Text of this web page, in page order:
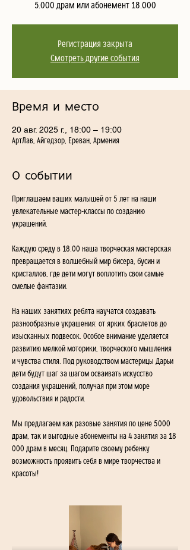
5.000 драм или абонемент 18.000
Регистрация закрыта
Смотреть другие события
Время и место
20 авг. 2025 г., 18:00 – 19:00
АртЛав, Айгедзор, Ереван, Армения
О событии
Приглашаем ваших малышей от 5 лет на наши
увлекательные мастер-классы по созданию
украшений.
Каждую среду в 18.00 наша творческая мастерская
превращается в волшебный мир бисера, бусин и
кристаллов, где дети могут воплотить свои самые
смелые фантазии.
На наших занятиях ребята научатся создавать
разнообразные украшения: от ярких браслетов до
изысканных подвесок. Особое внимание уделяется
развитию мелкой моторики, творческого мышления
и чувства стиля. Под руководством мастерицы Дарьи
дети будут шаг за шагом осваивать искусство
создания украшений, получая при этом море
удовольствия и радости.
Мы предлагаем как разовые занятия по цене 5000
драм, так и выгодные абонементы на 4 занятия за 18
000 драм в месяц. Подарите своему ребенку
возможность проявить себя в мире творчества и
красоты!